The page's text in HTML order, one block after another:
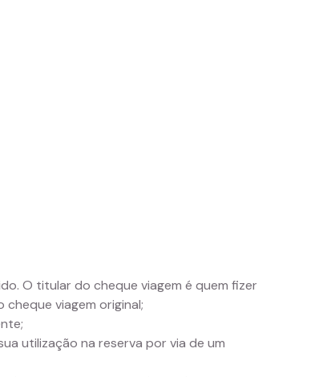
O titular do cheque viagem é quem fizer
viagem original;
utilização na reserva por via de um